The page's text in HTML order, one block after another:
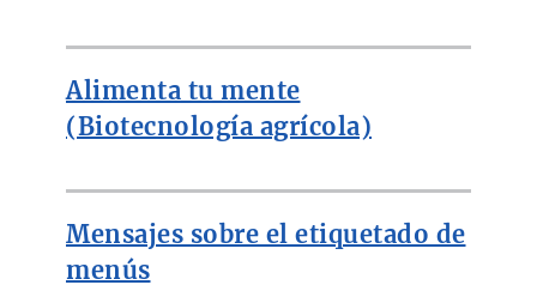
Alimenta tu mente
(Biotecnología agrícola)
Mensajes sobre el etiquetado de
menús